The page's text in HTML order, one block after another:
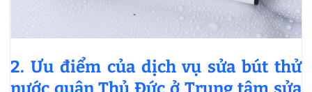
2. Ưu điểm của dịch vụ sửa bút thử